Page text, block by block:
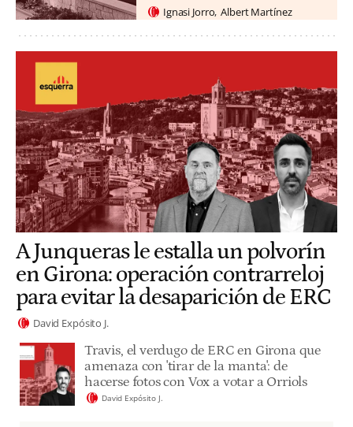
Ignasi Jorro Albert Martínez
A Junqueras le estalla un polvorín
en Girona: operación contrarreloj
para evitar la desaparición de ERC
David Expósito J.
Travis, el verdugo de ERC en Girona que
amenaza con 'tirar de la manta': de
hacerse fotos con Vox a votar a Orriols
David Expósito J.